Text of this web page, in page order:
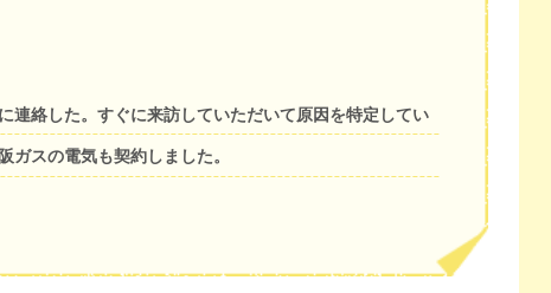
連絡した。すぐに来訪していただいて原因を特定してい
スの電気も契約しました。